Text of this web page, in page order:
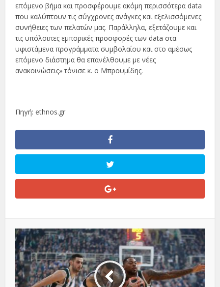
επόμενο βήμα και προσφέρουμε ακόμη περισσότερα data
που καλύπτουν τις σύγχρονες ανάγκες και εξελισσόμενες
συνήθειες των πελατών μας. Παράλληλα, εξετάζουμε και
τις υπόλοιπες εμπορικές προσφορές των data στα
υφιστάμενα προγράμματα συμβολαίου και στο αμέσως
επόμενο διάστημα θα επανέλθουμε με νέες
ανακοινώσεις» τόνισε κ. ο Μπρουμίδης.
Πηγή: ethnos.gr